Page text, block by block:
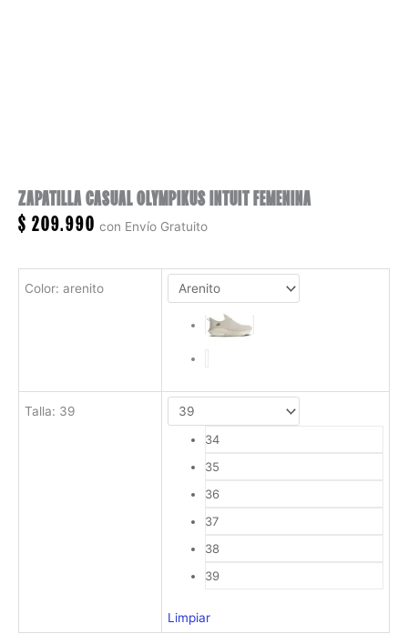
ZAPATILLA CASUAL OLYMPIKUS INTUIT FEMENINA
$ 209.990 con Envío Gratuito
Color: arenito
Talla: 39
34
35
36
37
38
39
Limpiar